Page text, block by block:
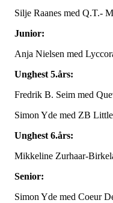
Silje Raanes med Q.T.-
Junior:
Anja Nielsen med
Unghest 5.års:
Fredrik B. Seim med
Simon Yde med ZB
Unghest 6.års:
Mikkeline Zurhaar-
Senior:
Simon Yde med Coeur